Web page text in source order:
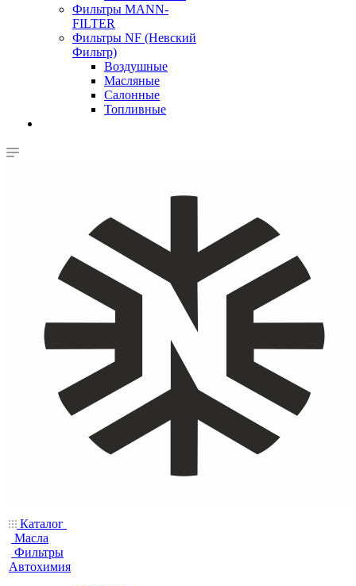
Фильтры MANN-
FILTER
Фильтры NF (Невский
Фильтр)
Воздушные
Масляные
Салонные
Топливные
Каталог
Масла
Фильтры
Автохимия